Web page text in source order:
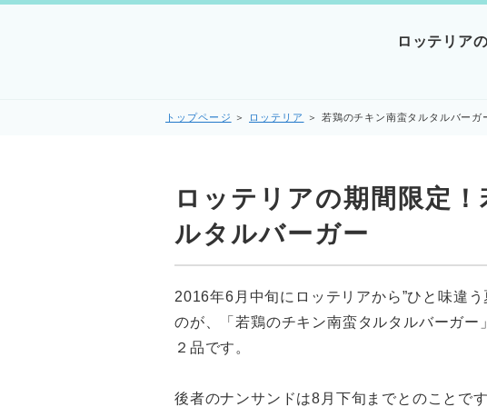
ロッテリア
トップページ ＞ ロッテリア ＞ 若鶏のチキン南蛮タルタルバーガ
ロッテリアの期間限定
ルタルバーガー
2016年6月中旬にロッテリアから”ひと味違
のが、「若鶏のチキン南蛮タルタルバーガ
２品です。
後者のナンサンドは8月下旬までとのことで